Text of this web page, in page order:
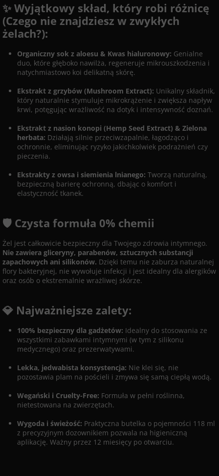
✨ Wyjątkowy skład, który robi różnicę
(Czego nie znajdziesz w zwykłych
żelach?):
Organiczny sok z aloesu & Kwas hialuronowy: Genialne
duo, które głęboko nawilża, regeneruje mikrouszkodzenia i
natychmiastowo koi delikatną skórę.
Ekstrakt z grzybów (Mushroom Extract): Unikalny składnik,
który naturalnie stymuluje mikrokrążenie i zwiększa napływ
krwi, potęgując wrażliwość na dotyk i intensywność doznań.
Ekstrakt z nasion konopi (Hemp Seed Extract) & Zielona
herbata: Działają silnie przeciwzapalnie, łagodząco i
ochronnie, eliminując ryzyko jakichkolwiek podrażnień czy
pieczenia.
Ekstrakty z owsa i siemienia lnianego: Tworzą naturalną,
bezpieczną barierę ochronną, dbając o komfort i
elastyczność tkanek.
🛡️ Czysta formuła 0% chemii
Żel jest całkowicie bezpieczny dla Twojego zdrowia intymnego.
Nie zawiera gliceryny, parabenów, sztucznych substancji
zapachowych ani silikonów. Dzięki temu nie zaburza naturalnej
flory bakteryjnej, nie wywołuje infekcji i jest idealny dla alergików
oraz osób o ekstremalnie wrażliwej skórze.
💎 Najważniejsze zalety:
100% bezpieczny dla gadżetów: Idealny do stosowania ze
wszystkimi zabawkami intymnymi (w tym z silikonu
medycznego) oraz prezerwatywami.
Lekka, jedwabista konsystencja: Nie klei się, nie
pozostawia plam na pościeli i zmywa się samą ciepłą wodą.
Wegański i Cruelty-Free: Formuła w pełni roślinna,
nietestowana na zwierzętach.
Wygoda i świeżość: Praktyczna butelka o pojemności 118 ml
z precyzyjnym dozownikiem pozwala na higieniczną
aplikację. Ważny przez 12 miesięcy po otwarciu.